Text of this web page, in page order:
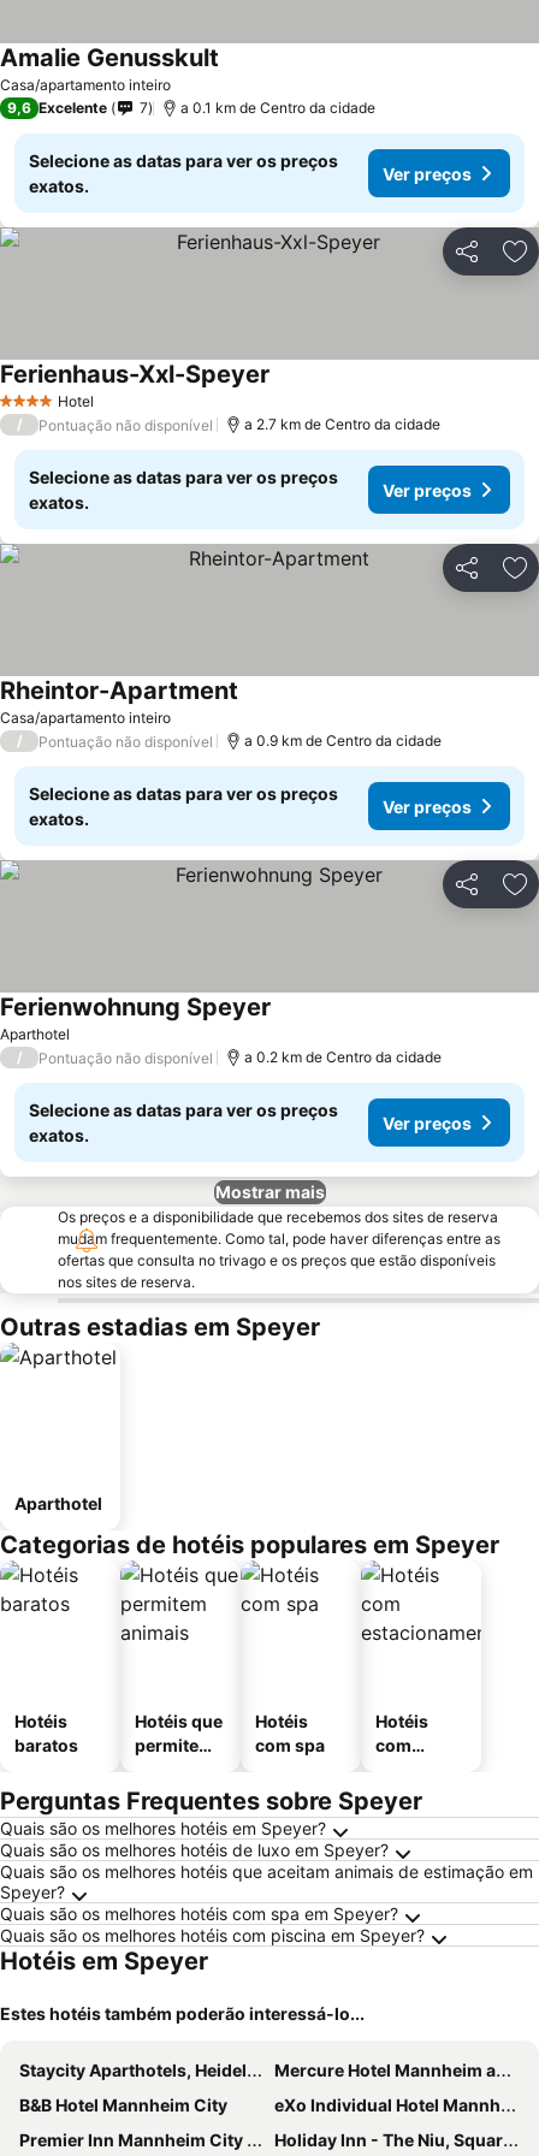
Casa/apartamento inteiro
Amalie Genusskult
9,6 Excelente 7 a 0.1 km de Centro da cidade
Selecione as datas para ver os preços
exatos.
Ver preços
Partilhar
4 EstrelasHotel
Ferienhaus-Xxl-Speyer
/ Pontuação não disponível a 2.7 km de Centro da cidade
Selecione as datas para ver os preços
exatos.
Ver preços
Partilhar
Casa/apartamento inteiro
Rheintor-Apartment
/ Pontuação não disponível a 0.9 km de Centro da cidade
Selecione as datas para ver os preços
exatos.
Ver preços
Partilhar
Aparthotel
Ferienwohnung Speyer
/ Pontuação não disponível a 0.2 km de Centro da cidade
Selecione as datas para ver os preços
exatos.
Ver preços
Mostrar mais
Os preços e a disponibilidade que recebemos dos sites de reserva
mudam frequentemente. Como tal, pode haver diferenças entre as
ofertas que consulta no trivago e os preços que estão disponíveis
nos sites de reserva.
Outras estadias em Speyer
Aparthotel
Categorias de hotéis populares em Speyer
Hotéis
baratos
Hotéis que
permitem
Hotéis
com spa
Hotéis
com
mento
Perguntas Frequentes sobre Speyer
Quais são os melhores hotéis em Speyer?
Quais são os melhores hotéis de luxo em Speyer?
Quais são os melhores hotéis que aceitam animais de estimação em
Speyer?
Quais são os melhores hotéis com spa em Speyer?
Quais são os melhores hotéis com piscina em Speyer?
Hotéis em Speyer
Estes hotéis também poderão interessá-lo...
Staycity Aparthotels, Heidelberg
Mercure Hotel Mannheim am Rathaus
B&B Hotel Mannheim City
eXo Individual Hotel Mannheim - By SuperFly Hotels
Premier Inn Mannheim City Centre
Holiday Inn - The Niu, Square Mannheim By Ihg